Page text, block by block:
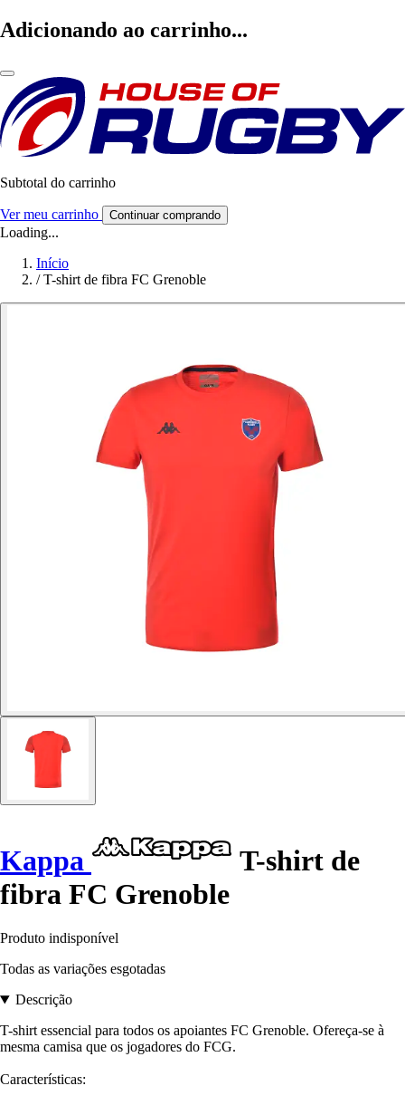
Adicionando ao carrinho...
Subtotal do carrinho
Ver meu carrinho Continuar comprando
Loading...
Início
/ T-shirt de fibra FC Grenoble
Kappa
T-shirt de
fibra FC Grenoble
Produto indisponível
Todas as variações esgotadas
Descrição
T-shirt essencial para todos os apoiantes FC Grenoble. Ofereça-se à
mesma camisa que os jogadores do FCG.
Características: